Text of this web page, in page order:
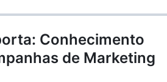
Conhecimento
de Marketing